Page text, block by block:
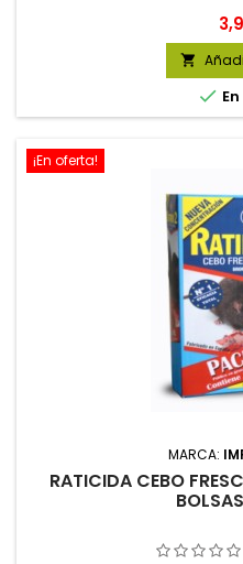


¡En oferta!
MARCA:
RATICIDA CEBO